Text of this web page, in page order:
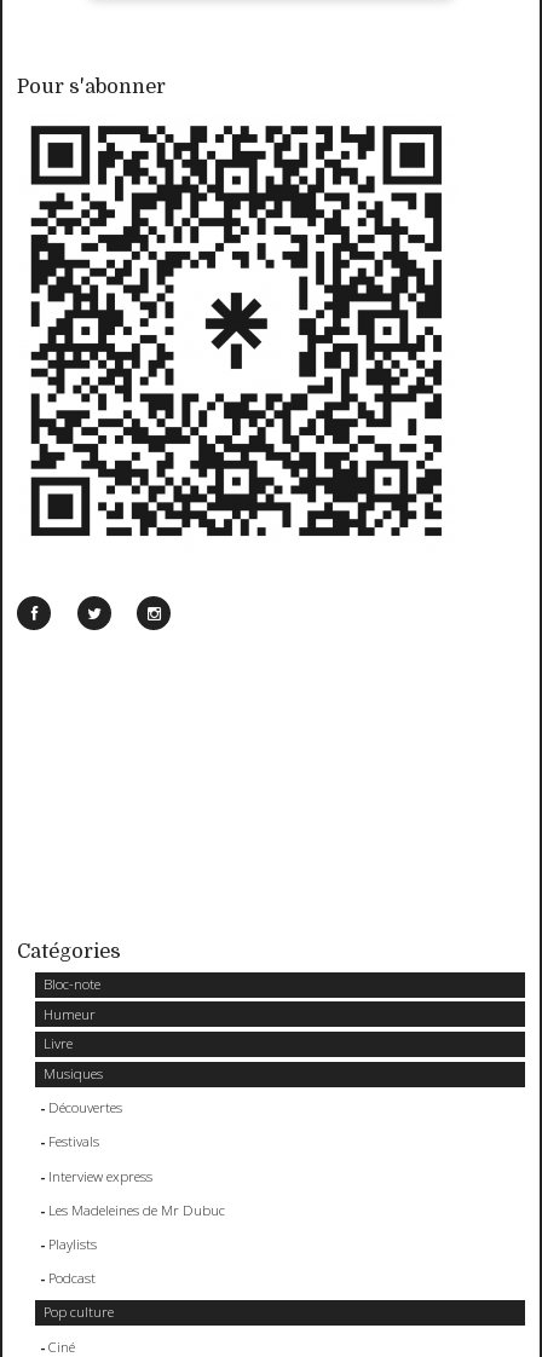
Pour s'abonner
Catégories
Bloc-note
Humeur
Livre
Musiques
Découvertes
Festivals
Interview express
Les Madeleines de Mr Dubuc
Playlists
Podcast
Pop culture
Ciné